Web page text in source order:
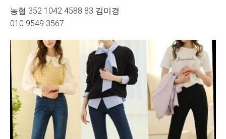
농협 352 1042 4588 83 김미경
010 9549 3567